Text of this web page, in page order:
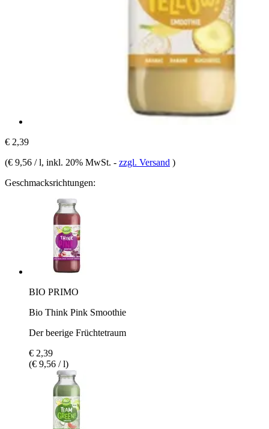
€ 2,39
(€ 9,56 / l, inkl. 20% MwSt. - zzgl. Versand )
Geschmacksrichtungen:
BIO PRIMO
Bio Think Pink Smoothie
Der beerige Früchtetraum
€ 2,39
(€ 9,56 / l)